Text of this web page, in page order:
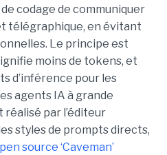
codage de communiquer
télégraphique, en évitant
Le principe est
moins de tokens, et
d’inférence pour les
agents IA à grande
par l’éditeur
styles de prompts directs,
source ‘Caveman’